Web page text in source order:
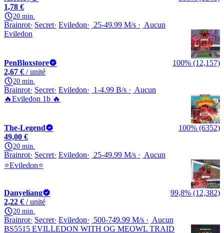
1,78 €
20 min.
Brainrot Secret Eviledon 25-49.99 M/s
Aucun
Eviledon
PenBloxstore
100% (12,157)
2,67 € / unité
20 min.
Brainrot Secret Eviledon 1-4.99 B/s
Aucun
🔥Eviledon 1b 🔥
The-Legend
100% (6352)
49,00 €
20 min.
Brainrot Secret Eviledon 25-49.99 M/s
Aucun
⭐Eviledon⭐
Danyeliang
99,8% (12,382)
2,22 € / unité
20 min.
Brainrot Secret Eviledon 500-749.99 M/s
Aucun
BS5515 EVILLEDON WITH OG MEOWL TRAID